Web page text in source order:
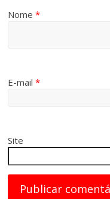
Nome*
E-mail*
Site